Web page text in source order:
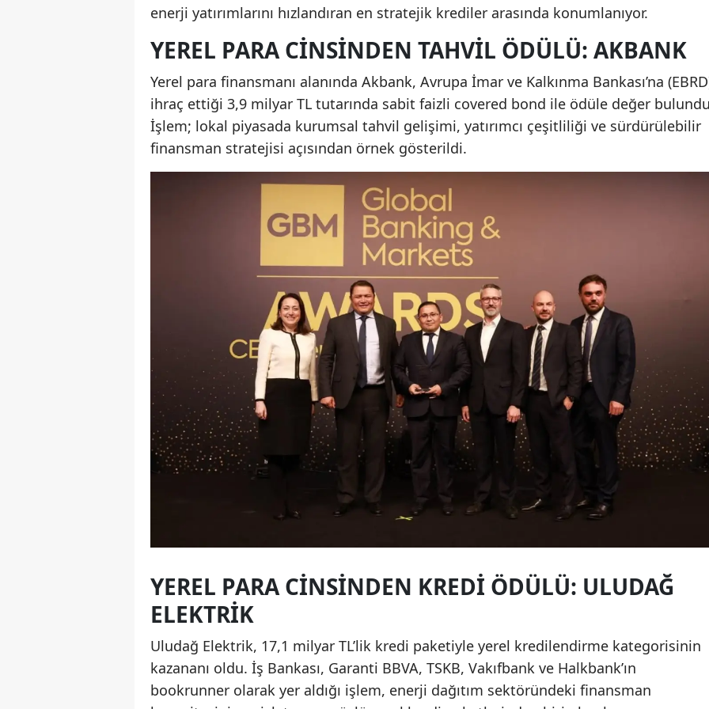
enerji yatırımlarını hızlandıran en stratejik krediler arasında konumlanıyor.
YEREL PARA CINSINDEN TAHVIL ÖDÜLÜ: AKBANK
Yerel para finansmanı alanında Akbank, Avrupa İmar ve Kalkınma Bankası’na
ihraç ettiği 3,9 milyar TL tutarında sabit faizli covered bond ile ödüle değer
İşlem; lokal piyasada kurumsal tahvil gelişimi, yatırımcı çeşitliliği ve sürdürülebilir
finansman stratejisi açısından örnek gösterildi.
YEREL PARA CINSINDEN KREDI ÖDÜLÜ: ULUDAĞ
ELEKTRIK
Uludağ Elektrik, 17,1 milyar TL’lik kredi paketiyle yerel kredilendirme kategorisinin
kazananı oldu. İş Bankası, Garanti BBVA, TSKB, Vakıfbank ve Halkbank’ın
bookrunner olarak yer aldığı işlem, enerji dağıtım sektöründeki finansman